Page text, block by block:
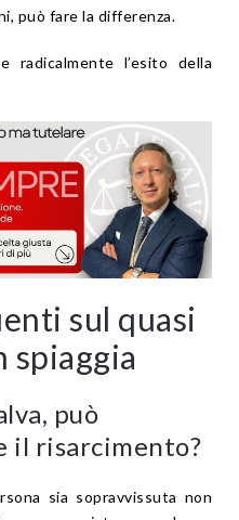
può fare la differenza.
radicalmente l’esito della
sul quasi
spiaggia
può
il risarcimento?
sia sopravvissuta non